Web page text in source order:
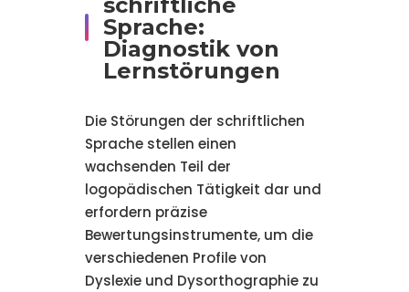
Sprache:
Diagnostik von
Lernstörungen
Die Störungen der schriftlichen
Sprache stellen einen
wachsenden Teil der
logopädischen Tätigkeit dar und
erfordern präzise
Bewertungsinstrumente, um die
verschiedenen Profile von
Dyslexie und Dysorthographie zu